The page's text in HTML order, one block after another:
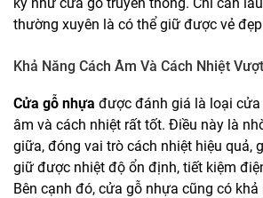
thường xuyên là có thể giữ được vẻ
Khả Năng Cách Âm Và Cách Nhiệt
Cửa gỗ nhựa được đánh giá là loại cửa
âm và cách nhiệt rất tốt. Điều này là
giữa, đóng vai trò cách nhiệt hiệu quả,
giữ được nhiệt độ ổn định, tiết kiệm
Bên cạnh đó, cửa gỗ nhựa cũng có